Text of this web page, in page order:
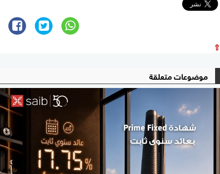
⇧
موضوعات متعلقة